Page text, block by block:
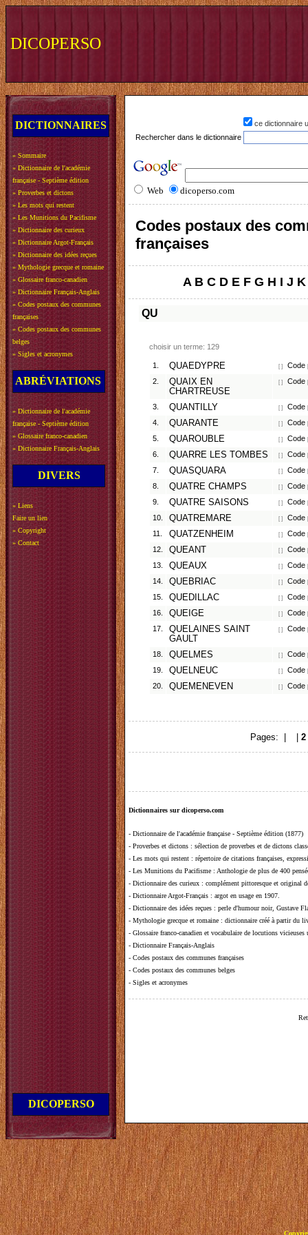
DICOPERSO
DICTIONNAIRES
» Sommaire
» Dictionnaire de l'académie
française - Septième édition
» Proverbes et dictons
» Les mots qui restent
» Les Munitions du Pacifisme
» Dictionnaire des curieux
» Dictionnaire Argot-Français
» Dictionnaire des idées reçues
» Mythologie grecque et romaine
» Glossaire franco-canadien
» Dictionnaire Français-Anglais
» Codes postaux des communes
françaises
» Codes postaux des communes
belges
» Sigles et acronymes
ABRÉVIATIONS
» Dictionnaire de l'académie
française - Septième édition
» Glossaire franco-canadien
» Dictionnaire Français-Anglais
DIVERS
» Liens
Faire un lien
» Copyright
» Contact
DICOPERSO
ce dictionnaire
Rechercher dans le dictionnaire
Web dicoperso.com
Codes postaux des
françaises
A B C D E F G H I J K
QU
choisir un terme: 129
1. QUAEDYPRE [ ]
Code
2.
QUAIX EN
CHARTREUSE
[ ] Code
3. QUANTILLY [ ]
Code
4.
QUARANTE [ ]
Code
5.
QUAROUBLE [ ]
Code
6.
QUARRE LES TOMBES [ ]
Code
7.
QUASQUARA [ ]
Code
8.
QUATRE CHAMPS [ ]
Code
9.
QUATRE SAISONS [ ]
Code
10.
QUATREMARE [ ]
Code
11.
QUATZENHEIM [ ]
Code
12.
QUEANT [ ]
Code
13.
QUEAUX [ ]
Code
14.
QUEBRIAC [ ]
Code
15.
QUEDILLAC [ ]
Code
16.
QUEIGE [ ]
Code
17.
QUELAINES SAINT
GAULT
[ ] Code
18. QUELMES [ ]
Code
19.
QUELNEUC [ ]
Code
20.
QUEMENEVEN [ ] Code
Pages: | 2
Dictionnaires sur dicoperso.com
- Dictionnaire de l'académie française - Septième édition (1877)
- Proverbes et dictons : sélection de proverbes et de dictons
- Les mots qui restent : répertoire de citations françaises,
- Les Munitions du Pacifisme : Anthologie de plus de 400
- Dictionnaire des curieux : complément pittoresque et original
- Dictionnaire Argot-Français : argot en usage en 1907.
- Dictionnaire des idées reçues : perle d'humour noir, Gustave
- Mythologie grecque et romaine : dictionnaire créé à partir du
- Glossaire franco-canadien et vocabulaire de locutions vicieuses
- Dictionnaire Français-Anglais
- Codes postaux des communes françaises
- Codes postaux des communes belges
- Sigles et acronymes